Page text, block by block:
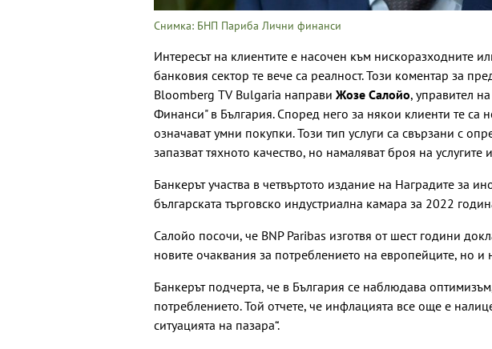
Снимка: БНП Париба Лични финанси
Интересът на клиентите е насочен към нискоразходните
банковия сектор те вече са реалност. Този коментар за
Bloomberg TV Bulgaria направи Жозе Салойо, управител
Финанси" в България. Според него за някои клиенти те са
означават умни покупки. Този тип услуги са свързани с
запазват тяхното качество, но намаляват броя на
Банкерът участва в четвъртото издание на Наградите за
българската търговско индустриална камара за 2022
Салойо посочи, че BNP Paribas изготвя от шест години
новите очаквания за потреблението на европейците, но и
Банкерът подчерта, че в България се наблюдава
потреблението. Той отчете, че инфлацията все още е
ситуацията на пазара“.